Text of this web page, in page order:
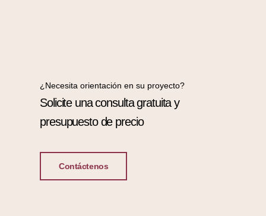
¿Necesita orientación en su proyecto?
Solicite una consulta gratuita y
presupuesto de precio
Contáctenos